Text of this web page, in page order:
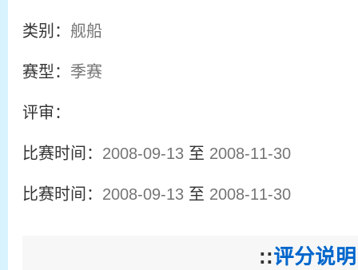
类别： 舰船
赛型： 季赛
评审：
比赛时间： 2008-09-13 至 2008-11-30
比赛时间： 2008-09-13 至 2008-11-30
::评分说明